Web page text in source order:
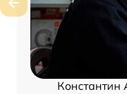
Константин